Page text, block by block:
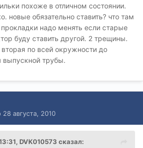
похоже в отличном состоянии.
новые обязательно ставить? что там
надо менять если старые
буду ставить другой. 2 трещины.
по всей окружности до
выпускной трубы.
28 августа, 2010
DVK010573 сказал: